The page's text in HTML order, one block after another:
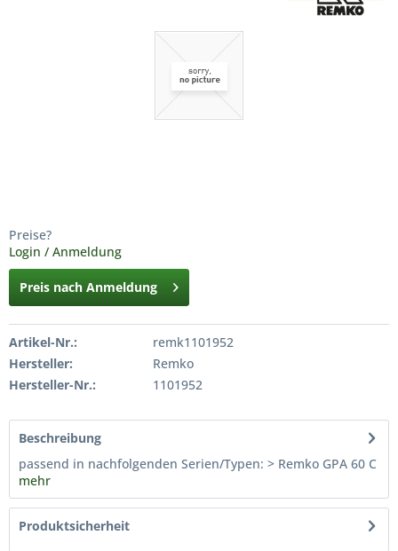
Preise?
Login / Anmeldung
Preis nach Anmeldung
Artikel-Nr.:
remk1101952
Hersteller:
Remko
Hersteller-Nr.:
1101952
Beschreibung
passend in nachfolgenden Serien/Typen: > Remko GPA 60 C
mehr
Produktsicherheit